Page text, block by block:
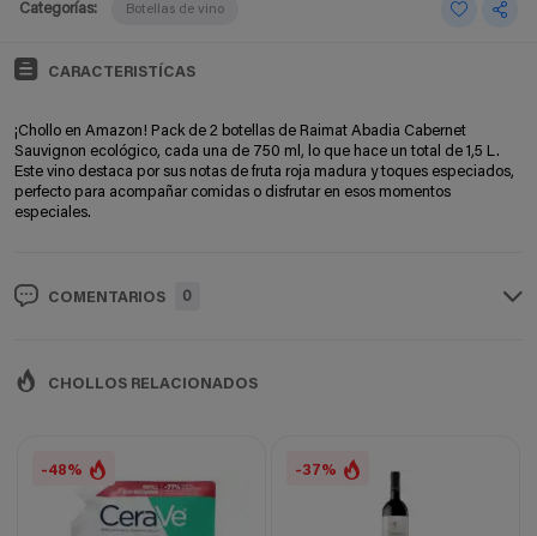
Categorías: Botellas de vino
CARACTERISTÍCAS
¡Chollo en Amazon! Pack de 2 botellas de Raimat Abadia Cabernet
Sauvignon ecológico, cada una de 750 ml, lo que hace un total de 1,5 L.
Este vino destaca por sus notas de fruta roja madura y toques especiados,
perfecto para acompañar comidas o disfrutar en esos momentos
especiales.
COMENTARIOS 0
CHOLLOS RELACIONADOS
-48% -37%